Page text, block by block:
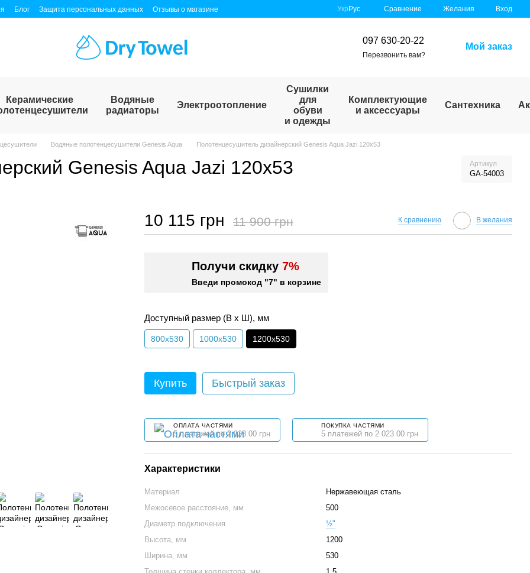
Блог Защита персональных данных Отзывы о магазине Укр Рус Сравнение Желания Вход
097 630-20-22
Перезвонить вам?
Мой заказ
Керамические
Водяные
радиаторы
Электроотопление
Сушилки
для
обуви
и одежды
Комплектующие
и аксессуары
Сантехника
Водяные полотенцесушители Genesis Aqua Полотенцесушитель дизайнерский Genesis Aqua Jazi 120x53
Genesis Aqua Jazi 120x53 Артикул
GA-54003
10 115 грн 11 900 грн К сравнению В желания
Получи скидку 7%
Введи промокод "7" в корзине
Доступный размер (В х Ш), мм
800x530 1000x530 1200x530
Купить Быстрый заказ
ОПЛАТА ЧАСТЯМИ
5 платежей по 2 023.00 грн
ПОКУПКА ЧАСТЯМИ
5 платежей по 2 023.00 грн
Характеристики
Материал
Нержавеющая сталь
Межосевое расстояние, мм
500
Диаметр подключения
½"
Высота, мм
1200
Ширина, мм
530